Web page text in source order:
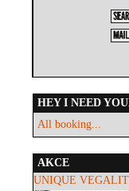
HEY I NEED
All booking...
AKCE
UNIQUE